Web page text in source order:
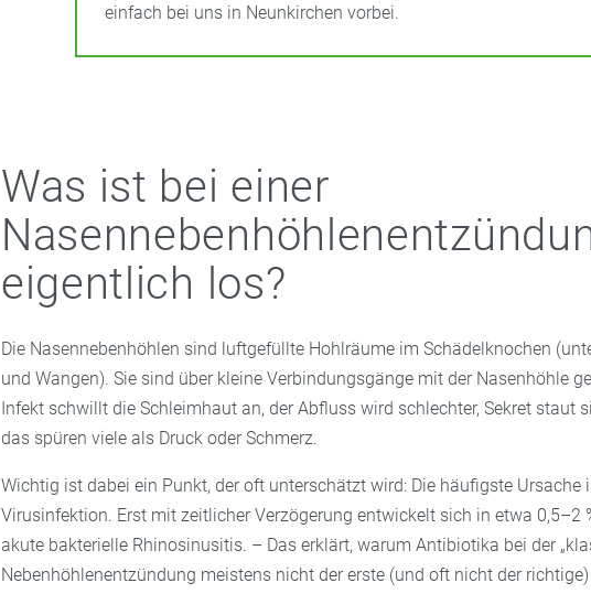
einfach bei uns in Neunkirchen vorbei.
Was ist bei einer
eigentlich los?
Die Nasennebenhöhlen sind luftgefüllte Hohlräume im Schädelknochen
und Wangen). Sie sind über kleine Verbindungsgänge mit der Nasenhöhle
Infekt schwillt die Schleimhaut an, der Abfluss wird schlechter, Sekret staut
das spüren viele als Druck oder Schmerz.
Wichtig ist dabei ein Punkt, der oft unterschätzt wird: Die häufigste Ursache
Virusinfektion. Erst mit zeitlicher Verzögerung entwickelt sich in etwa 0,5–2
akute bakterielle Rhinosinusitis. – Das erklärt, warum Antibiotika bei der
Nebenhöhlenentzündung meistens nicht der erste (und oft nicht der